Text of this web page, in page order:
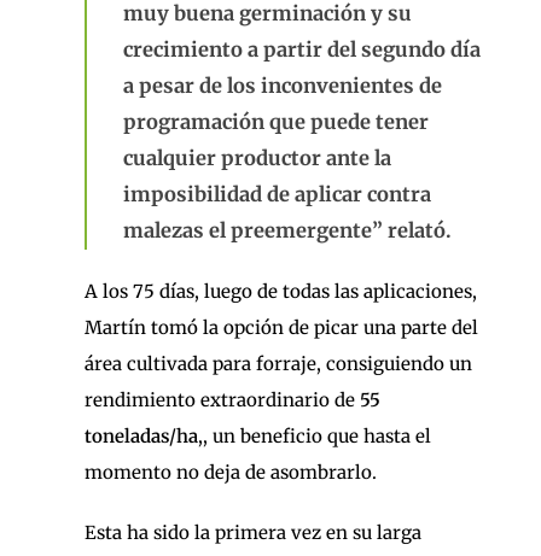
muy buena germinación y su
crecimiento a partir del segundo día
a pesar de los inconvenientes de
programación que puede tener
cualquier productor ante la
imposibilidad de aplicar contra
malezas el preemergente” relató.
A los 75 días, luego de todas las aplicaciones,
Martín tomó la opción de picar una parte del
área cultivada para forraje, consiguiendo un
rendimiento extraordinario de 55
toneladas/ha,, un beneficio que hasta el
momento no deja de asombrarlo.
Esta ha sido la primera vez en su larga